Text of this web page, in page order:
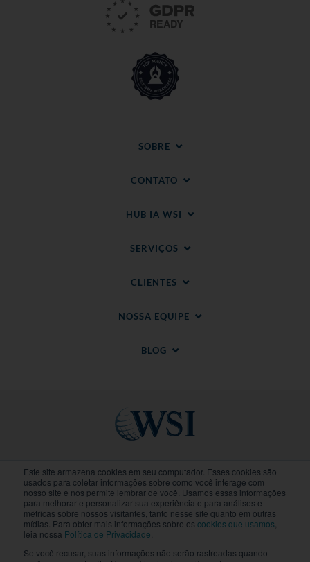
Este site armazena cookies em seu computador. Esses cookies são
usados para coletar informações sobre como você interage com
nosso site e nos permite lembrar de você. Usamos essas informações
para melhorar e personalizar sua experiência e para análises e
métricas sobre nossos visitantes, tanto nesse site quanto em outras
mídias. Para obter mais informações sobre os cookies que usamos
leia nossa Política de Privacidade
Se você recusar, suas informações não serão rastreadas quando
SOBRE
CONTATO
HUB IA WSI
SERVIÇOS
CLIENTES
NOSSA EQUIPE
BLOG
© 2020-2026WSI. Todos direitos reservados. WSI
ICE e WSI IM são marcas registradas da Research
and Management Corp (RAM).Politica de
é uma empresa de propriedade e operação
Sites regionais